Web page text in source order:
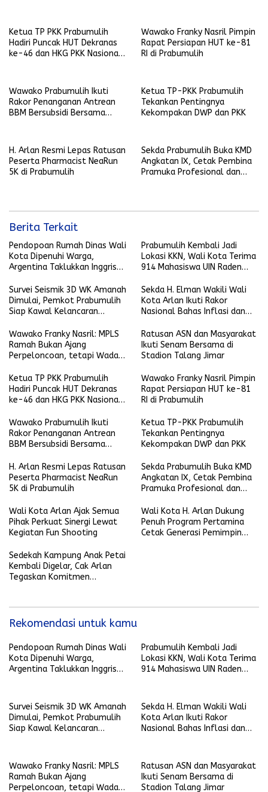
Ketua TP PKK Prabumulih
Hadiri Puncak HUT Dekranas
ke-46 dan HKG PKK Nasional
Wawako Franky Nasril Pimpin
Rapat Persiapan HUT ke-81
RI di Prabumulih
Wawako Prabumulih Ikuti
Rakor Penanganan Antrean
BBM Bersubsidi Bersama
Ketua TP-PKK Prabumulih
Tekankan Pentingnya
Kekompakan DWP dan PKK
H. Arlan Resmi Lepas Ratusan
Peserta Pharmacist NeaRun
5K di Prabumulih
Sekda Prabumulih Buka KMD
Angkatan IX, Cetak Pembina
Pramuka Profesional dan
Berita Terkait
Pendopoan Rumah Dinas Wali
Kota Dipenuhi Warga,
Argentina Taklukkan Inggris
Prabumulih Kembali Jadi
Lokasi KKN, Wali Kota Terima
914 Mahasiswa UIN Raden
Survei Seismik 3D WK Amanah
Dimulai, Pemkot Prabumulih
Siap Kawal Kelancaran
Sekda H. Elman Wakili Wali
Kota Arlan Ikuti Rakor
Nasional Bahas Inflasi dan
Wawako Franky Nasril: MPLS
Ramah Bukan Ajang
Perpeloncoan, tetapi Wadah
Ratusan ASN dan Masyarakat
Ikuti Senam Bersama di
Stadion Talang Jimar
Ketua TP PKK Prabumulih
Hadiri Puncak HUT Dekranas
ke-46 dan HKG PKK Nasional
Wawako Franky Nasril Pimpin
Rapat Persiapan HUT ke-81
RI di Prabumulih
Wawako Prabumulih Ikuti
Rakor Penanganan Antrean
BBM Bersubsidi Bersama
Ketua TP-PKK Prabumulih
Tekankan Pentingnya
Kekompakan DWP dan PKK
H. Arlan Resmi Lepas Ratusan
Peserta Pharmacist NeaRun
5K di Prabumulih
Sekda Prabumulih Buka KMD
Angkatan IX, Cetak Pembina
Pramuka Profesional dan
Wali Kota Arlan Ajak Semua
Pihak Perkuat Sinergi Lewat
Kegiatan Fun Shooting
Wali Kota H. Arlan Dukung
Penuh Program Pertamina
Cetak Generasi Pemimpin
Sedekah Kampung Anak Petai
Kembali Digelar, Cak Arlan
Tegaskan Komitmen
Rekomendasi untuk kamu
Pendopoan Rumah Dinas Wali
Kota Dipenuhi Warga,
Argentina Taklukkan Inggris
Prabumulih Kembali Jadi
Lokasi KKN, Wali Kota Terima
914 Mahasiswa UIN Raden
Survei Seismik 3D WK Amanah
Dimulai, Pemkot Prabumulih
Siap Kawal Kelancaran
Sekda H. Elman Wakili Wali
Kota Arlan Ikuti Rakor
Nasional Bahas Inflasi dan
Wawako Franky Nasril: MPLS
Ramah Bukan Ajang
Perpeloncoan, tetapi Wadah
Ratusan ASN dan Masyarakat
Ikuti Senam Bersama di
Stadion Talang Jimar